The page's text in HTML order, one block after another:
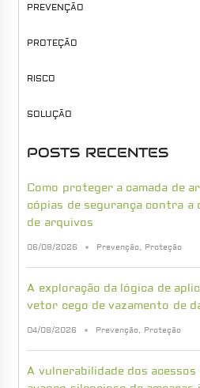
PREVENÇÃO
PROTEÇÃO
RISCO
SOLUÇÃO
POSTS RECENTES
Como proteger a camada de
cópias de segurança contra
de arquivos
06/08/2026 Prevenção, Proteção
A exploração da lógica de
vetor cego de vazamento de
04/08/2026 Prevenção, Proteção
A vulnerabilidade dos